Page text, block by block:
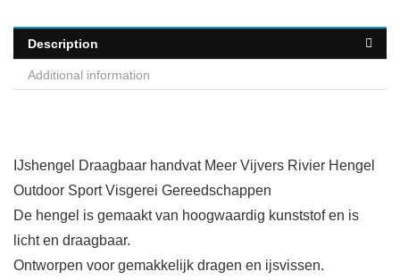
Description
Additional information
IJshengel Draagbaar handvat Meer Vijvers Rivier Hengel
Outdoor Sport Visgerei Gereedschappen
De hengel is gemaakt van hoogwaardig kunststof en is
licht en draagbaar.
Ontworpen voor gemakkelijk dragen en ijsvissen.